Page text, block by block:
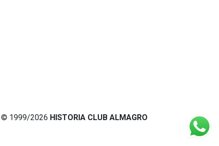
© 1999/2026 HISTORIA CLUB ALMAGRO